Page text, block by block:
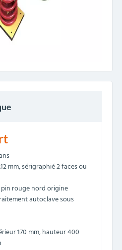
mm, sérigraphié 2 faces ou
rouge nord origine
autoclave sous
170 mm, hauteur 400